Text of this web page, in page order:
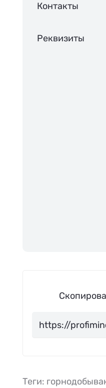
Контакты
Реквизиты
Теги: